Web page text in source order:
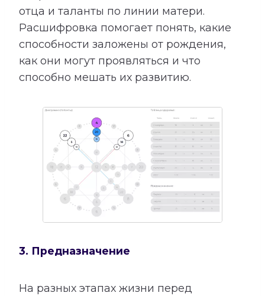
отца и таланты по линии матери.
Расшифровка помогает понять, какие
способности заложены от рождения,
как они могут проявляться и что
способно мешать их развитию.
3. Предназначение
На разных этапах жизни перед